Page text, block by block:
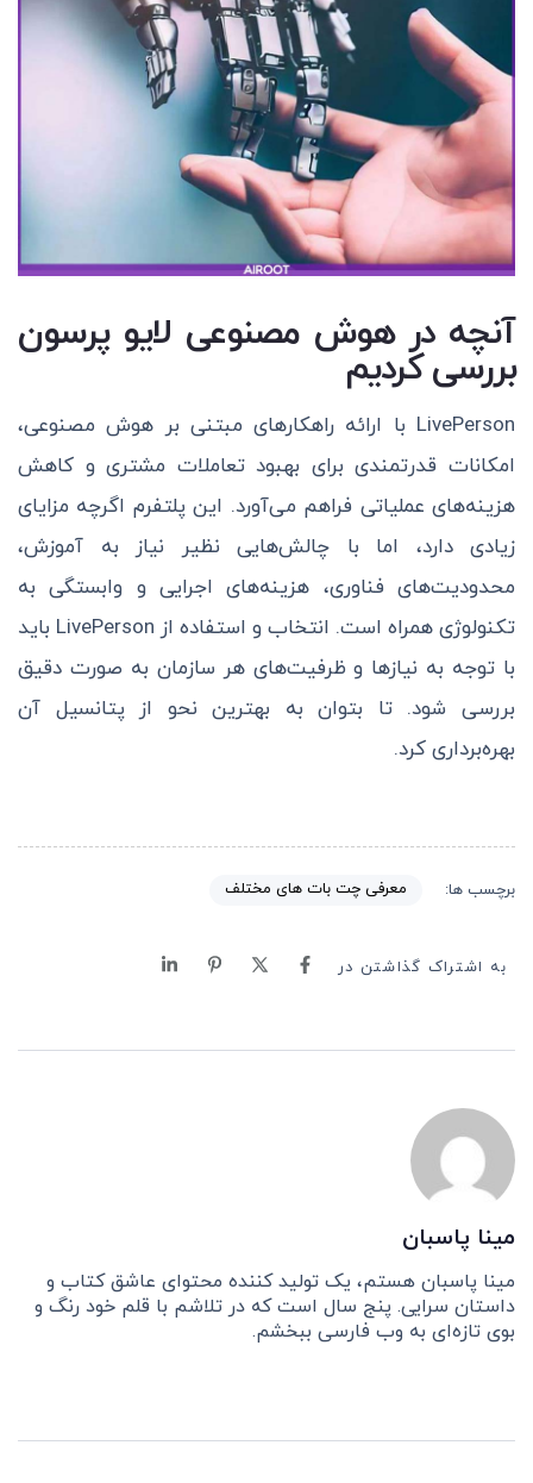
آنچه در هوش مصنوعی لایو پرسون
بررسی کردیم
LivePerson با ارائه راهکارهای مبتنی بر هوش مصنوعی،
امکانات قدرتمندی برای بهبود تعاملات مشتری و کاهش
هزینه‌های عملیاتی فراهم می‌آورد. این پلتفرم اگرچه مزایای
زیادی دارد، اما با چالش‌هایی نظیر نیاز به آموزش،
محدودیت‌های فناوری، هزینه‌های اجرایی و وابستگی به
تکنولوژی همراه است. انتخاب و استفاده از LivePerson باید
با توجه به نیازها و ظرفیت‌های هر سازمان به صورت دقیق
بررسی شود. تا بتوان به بهترین نحو از پتانسیل آن
بهره‌برداری کرد.
برچسب ها: معرفی چت بات های مختلف
به اشتراک گذاشتن در
مینا پاسبان
مینا پاسبان هستم، یک تولید کننده محتوای عاشق کتاب و
داستان سرایی. پنج سال است که در تلاشم با قلم خود رنگ و
بوی تازه‌ای به وب فارسی ببخشم.